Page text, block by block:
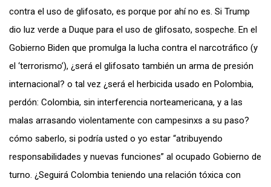
contra el uso de glifosato, es porque por ahí no es. Si Trump
dio luz verde a Duque para el uso de glifosato, sospeche. En el
Gobierno Biden que promulga la lucha contra el narcotráfico (y
el ‘terrorismo’), ¿será el glifosato también un arma de presión
internacional? o tal vez ¿será el herbicida usado en Polombia,
perdón: Colombia, sin interferencia norteamericana, y a las
malas arrasando violentamente con campesinxs a su paso?
cómo saberlo, si podría usted o yo estar “atribuyendo
responsabilidades y nuevas funciones” al ocupado Gobierno de
turno. ¿Seguirá Colombia teniendo una relación tóxica con